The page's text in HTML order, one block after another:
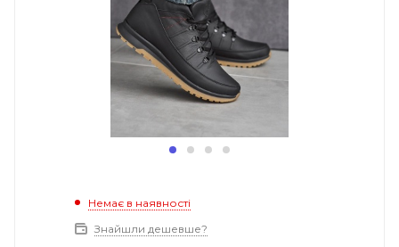
Немає в наявності
Знайшли дешевше?